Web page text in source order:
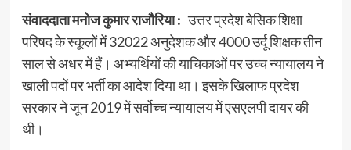
संवाददाता मनोज कुमार राजौरिया :उत्तर प्रदेश बेसिक शिक्षा
परिषद के स्कूलों में 32022 अनुदेशक और 4000 उर्दू शिक्षक तीन
साल से अधर में हैं। अभ्यर्थियों की याचिकाओं पर उच्च न्यायालय ने
खाली पदों पर भर्ती का आदेश दिया था। इसके खिलाफ प्रदेश
सरकार ने जून 2019 में सर्वोच्च न्यायालय में एसएलपी दायर की
थी।